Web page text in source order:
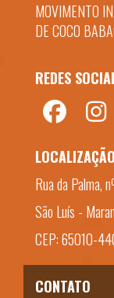
MOVIMENTO
DE COCO
REDES
LOCALIZAÇÃO
Rua da Palma,
São Luís -
CEP: 65010-
CONTATO